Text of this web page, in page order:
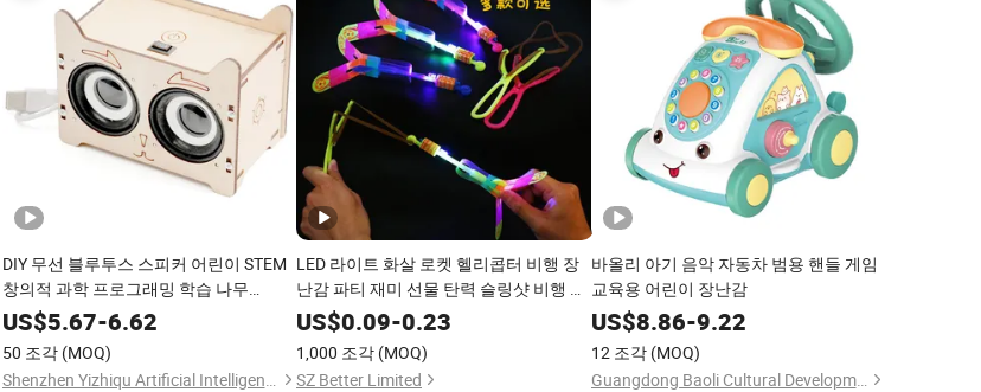
DIY 무선 블루투스 스피커 어린이 STEM
창의적 과학 프로그래밍 학습 나무
STEAM 교육 장난감
US$5.67-6.62
50 조각 (MOQ)
Shenzhen Yizhiqu Artificial Intelligence Technology Co., Ltd.
LED 라이트 화살 로켓 헬리콥터 비행 장
난감 파티 재미 선물 탄력 슬링샷 비행 헬
리콥터 생일 추수감사절 크리스마스 선물
야외 게임 어린이를 위한
US$0.09-0.23
1,000 조각 (MOQ)
SZ Better Limited
바올리 아기 음악 자동차 범용 핸들 게임
교육용 어린이 장난감
US$8.86-9.22
12 조각 (MOQ)
Guangdong Baoli Cultural Development Co., Ltd.